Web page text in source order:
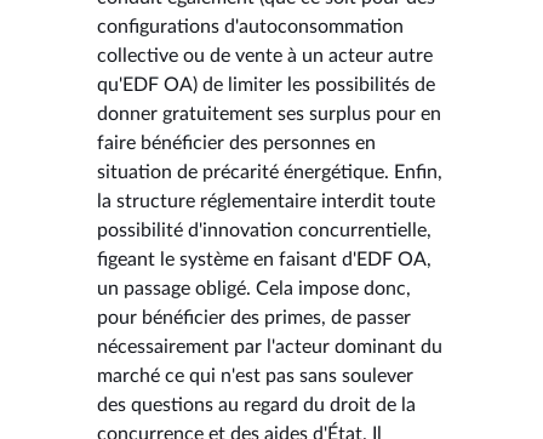
configurations d'autoconsommation
collective ou de vente à un acteur autre
qu'EDF OA) de limiter les possibilités de
donner gratuitement ses surplus pour en
faire bénéficier des personnes en
situation de précarité énergétique. Enfin,
la structure réglementaire interdit toute
possibilité d'innovation concurrentielle,
figeant le système en faisant d'EDF OA,
un passage obligé. Cela impose donc,
pour bénéficier des primes, de passer
nécessairement par l'acteur dominant du
marché ce qui n'est pas sans soulever
des questions au regard du droit de la
concurrence et des aides d'État. Il